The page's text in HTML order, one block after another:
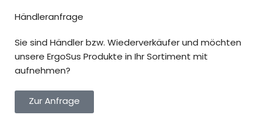
Händleranfrage
Sie sind Händler bzw. Wiederverkäufer und möchten
unsere ErgoSus Produkte in Ihr Sortiment mit
aufnehmen?
Zur Anfrage